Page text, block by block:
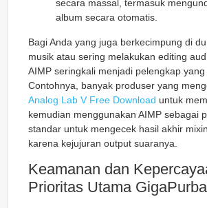
secara massal, termasuk
album secara otomatis.
Bagi Anda yang juga berkecimpung di
musik atau sering melakukan editing
AIMP seringkali menjadi pelengkap yang
Contohnya, banyak produser yang
Analog Lab V Free Download untuk
kemudian menggunakan AIMP sebagai
standar untuk mengecek hasil akhir
karena kejujuran output suaranya.
Keamanan dan
Prioritas Utama